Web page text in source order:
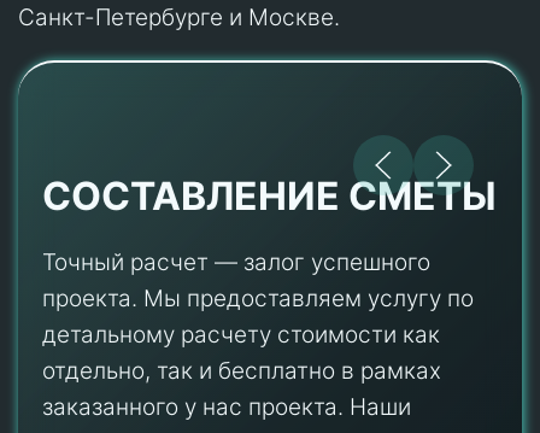
Санкт-Петербурге и Москве.
СОСТАВЛЕНИЕ СМЕТЫ
Точный расчет — залог успешного
проекта. Мы предоставляем услугу по
детальному расчету стоимости как
отдельно, так и бесплатно в рамках
заказанного у нас проекта. Наши